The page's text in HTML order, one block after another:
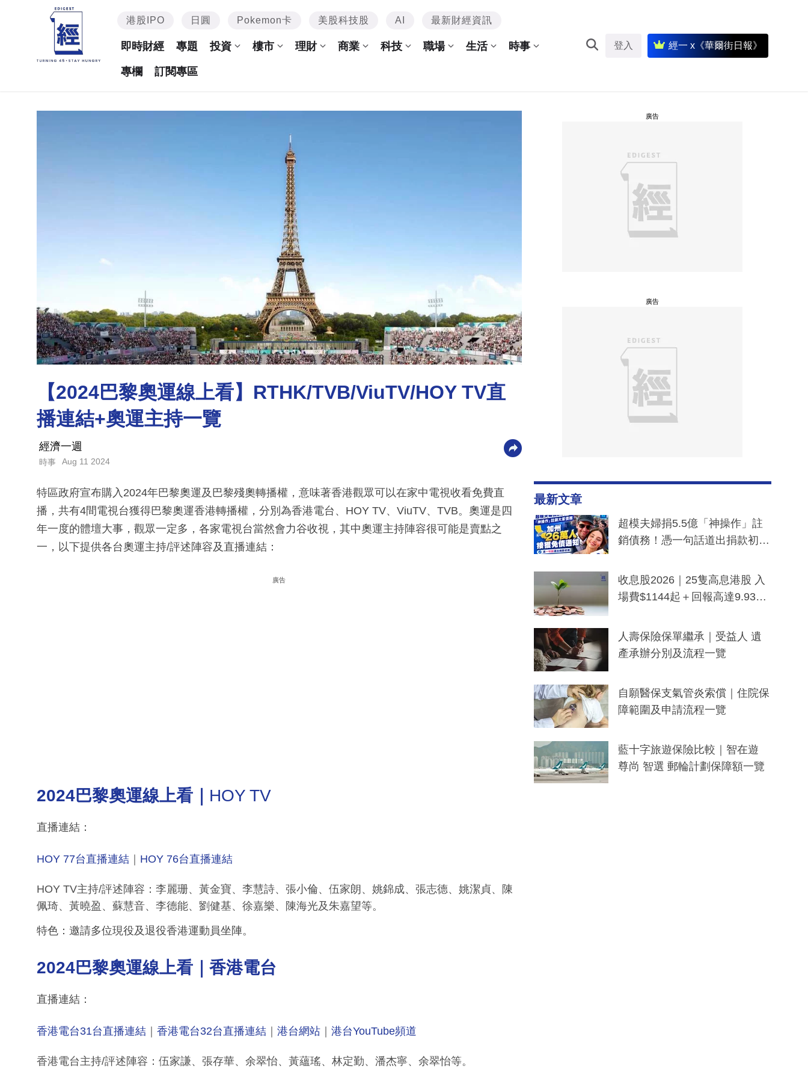
港股IPO 日圓 Pokemon卡 美股科技股 AI 最新財經資訊
即時財經 專題 投資 樓市 理財 商業 科技 職場 生活 時事
專欄 訂閱專區
登入 經一 x《華爾街日報》
【2024巴黎奧運線上看】RTHK/TVB/ViuTV/HOY TV直
播連結+奧運主持一覽
經濟一週
時事 Aug 11 2024
特區政府宣布購入2024年巴黎奧運及巴黎殘奧轉播權，意味著香港觀眾可以在家中電視收看免費直
播，共有4間電視台獲得巴黎奧運香港轉播權，分別為香港電台、HOY TV、ViuTV、TVB。奧運是四
年一度的體壇大事，觀眾一定多，各家電視台當然會力谷收視，其中奧運主持陣容很可能是賣點之
一，以下提供各台奧運主持/評述陣容及直播連結：
廣告
2024巴黎奧運線上看｜ HOY TV
直播連結：
HOY 77台直播連結 ｜ HOY 76台直播連結
HOY TV主持/評述陣容：李麗珊、黃金寶、李慧詩、張小倫、伍家朗、姚錦成、張志德、姚潔貞、陳
佩琦、黃曉盈、蘇慧音、李德能、劉健基、徐嘉樂、陳海光及朱嘉望等。
特色：邀請多位現役及退役香港運動員坐陣。
2024巴黎奧運線上看｜ 香港電台
直播連結：
香港電台31台直播連結 ｜ 香港電台32台直播連結 ｜ 港台網站 ｜ 港台YouTube頻道
香港電台主持/評述陣容：伍家謙、張存華、余翠怡、黃蘊瑤、林定勤、潘杰寧、余翠怡等。
廣告
廣告
最新文章
超模夫婦捐5.5億「神操作」註
銷債務！憑一句話道出捐款初
一度被誤當詐騙手段
收息股2026｜25隻高息港股 入
場費$1144起＋回報高達9.93
人壽保險保單繼承｜受益人 遺
產承辦分別及流程一覽
自願醫保支氣管炎索償｜住院保
障範圍及申請流程一覽
藍十字旅遊保險比較｜智在遊
尊尚 智選 郵輪計劃保障額一覽